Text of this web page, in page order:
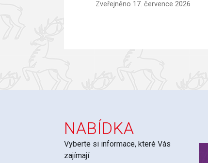
Zveřejněno 17. července 2026
NABÍDKA
Vyberte si informace, které Vás
zajímají